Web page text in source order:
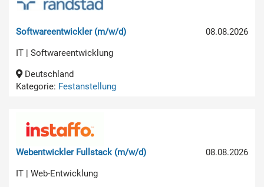
08.08.2026
Softwareentwickler (m/w/d)
IT | Softwareentwicklung
Deutschland
Kategorie: Festanstellung
08.08.2026
Webentwickler Fullstack (m/w/d)
IT | Web-Entwicklung